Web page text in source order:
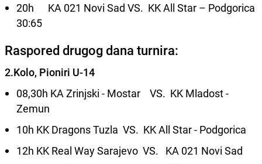
20h KA 021 Novi Sad VS. KK All Star – Podgorica
30:65
Raspored drugog dana turnira:
2.Kolo, Pioniri U-14
08,30h KA Zrinjski - Mostar VS. KK Mladost -
Zemun
10h KK Dragons Tuzla VS. KK All Star - Podgorica
12h KK Real Way Sarajevo VS. KA 021 Novi Sad